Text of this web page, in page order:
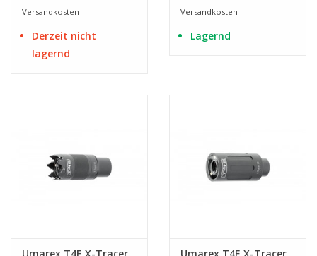
Versandkosten
Derzeit nicht
lagernd
Versandkosten
Lagernd